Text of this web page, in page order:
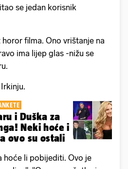
se jedan korisnik
filma. Ono vrištanje na
ima lijep glas -nižu se
i Duška za
Neki hoće i
ovo su ostali
hoće li pobijediti. Ovo je